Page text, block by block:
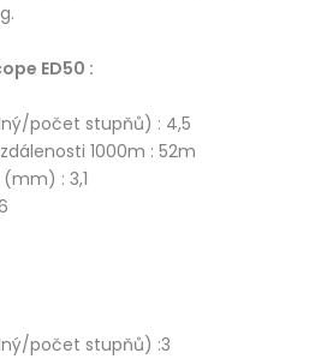
ED50 :
počet stupňů) : 4,5
1000m : 52m
: 3,1
počet stupňů) :3